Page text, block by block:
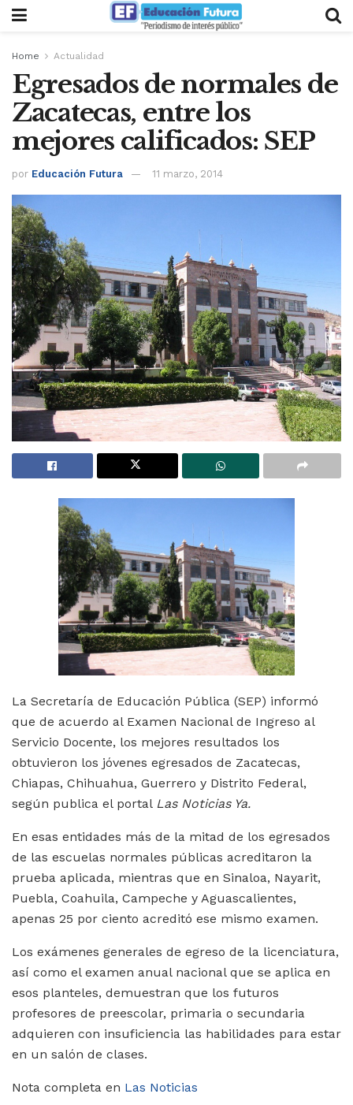
Home Actualidad
Egresados de normales de
Zacatecas, entre los
mejores calificados: SEP
por Educación Futura 11 marzo, 2014
La Secretaría de Educación Pública (SEP) informó
que de acuerdo al Examen Nacional de Ingreso al
Servicio Docente, los mejores resultados los
obtuvieron los jóvenes egresados de Zacatecas,
Chiapas, Chihuahua, Guerrero y Distrito Federal,
según publica el portal Las Noticias Ya.
En esas entidades más de la mitad de los egresados
de las escuelas normales públicas acreditaron la
prueba aplicada, mientras que en Sinaloa, Nayarit,
Puebla, Coahuila, Campeche y Aguascalientes,
apenas 25 por ciento acreditó ese mismo examen.
Los exámenes generales de egreso de la licenciatura,
así como el examen anual nacional que se aplica en
esos planteles, demuestran que los futuros
profesores de preescolar, primaria o secundaria
adquieren con insuficiencia las habilidades para estar
en un salón de clases.
Nota completa en Las Noticias